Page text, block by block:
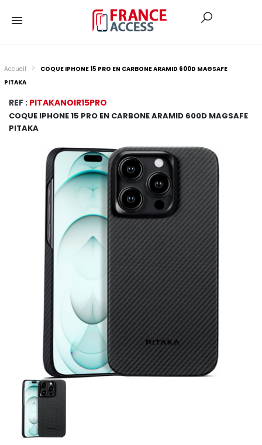
Accueil
COQUE IPHONE 15 PRO EN CARBONE ARAMID 600D MAGSAFE
PITAKA
REF : PITAKANOIR15PRO
COQUE IPHONE 15 PRO EN CARBONE ARAMID 600D MAGSAFE
PITAKA